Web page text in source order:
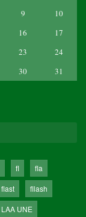
9
10
16
17
23
24
30
31
fl
fla
flast
fllash
LAA UNE